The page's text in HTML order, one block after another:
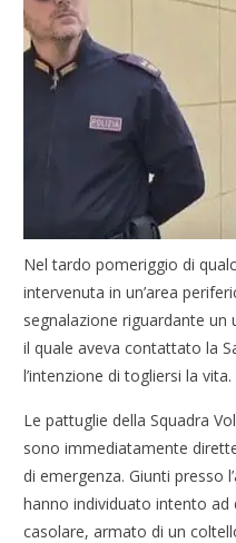
Nel tardo pomeriggio di
intervenuta in un’area
segnalazione riguardante
il quale aveva contattato la
l’intenzione di togliersi la vita.
Le pattuglie della Squadra
sono immediatamente
di emergenza. Giunti presso
hanno individuato intento ad
casolare, armato di un